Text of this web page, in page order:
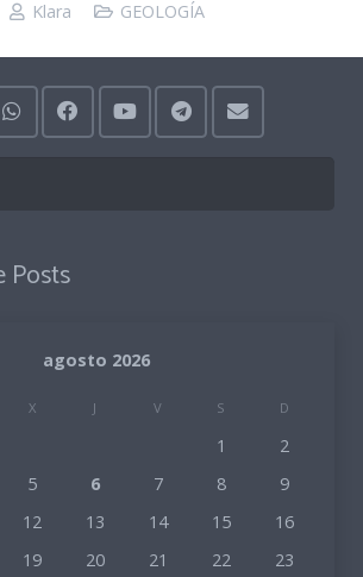
Klara GEOLOGÍA
Posts
agosto 2026
X J V S D
1
2
5 6 7 8
9
12 13 14 15
16
19 20 21 22
23